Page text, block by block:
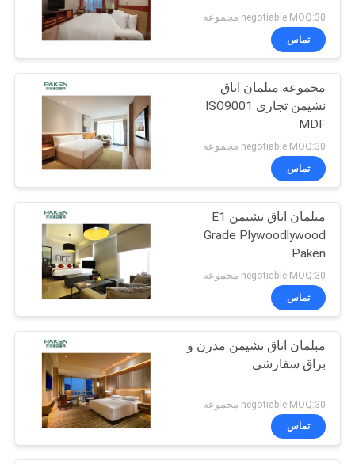
PRIVACY
POLICYمبلمان اتاق نشیمن
هتل
27
مبلمان ثابت هتل
16
مبلمان رستوران هتل
11
negotiable MOQ:30 مجموعه
تماس
مجموعه مبلمان اتاق
نشیمن تجاری ISO9001
MDF
negotiable MOQ:30 مجموعه
تماس
مبلمان اتاق نشیمن E1
Grade Plywoodlywood
Paken
negotiable MOQ:30 مجموعه
تماس
مبلمان اتاق نشیمن مدرن و
براق سفارشی
negotiable MOQ:30 مجموعه
تماس